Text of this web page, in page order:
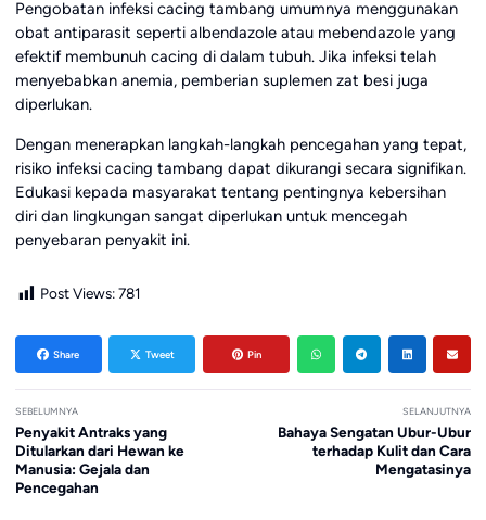
Pengobatan infeksi cacing tambang umumnya menggunakan
obat antiparasit seperti albendazole atau mebendazole yang
efektif membunuh cacing di dalam tubuh. Jika infeksi telah
menyebabkan anemia, pemberian suplemen zat besi juga
diperlukan.
Dengan menerapkan langkah-langkah pencegahan yang tepat,
risiko infeksi cacing tambang dapat dikurangi secara signifikan.
Edukasi kepada masyarakat tentang pentingnya kebersihan
diri dan lingkungan sangat diperlukan untuk mencegah
penyebaran penyakit ini.
Post Views: 781
Share Tweet Pin
SEBELUMNYA
Penyakit Antraks yang
Ditularkan dari Hewan ke
Manusia: Gejala dan
Pencegahan
SELANJUTNYA
Bahaya Sengatan Ubur-Ubur
terhadap Kulit dan Cara
Mengatasinya